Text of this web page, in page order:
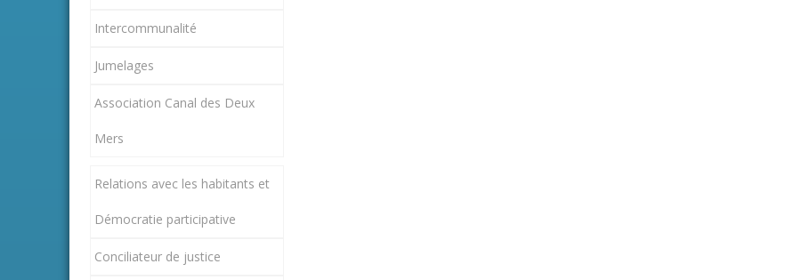
Intercommunalité
Jumelages
Association Canal des Deux
Mers
Relations avec les habitants et
Démocratie participative
Conciliateur de justice